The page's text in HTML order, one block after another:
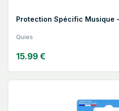
Protection Spécific Musique
Quies
15.99 €